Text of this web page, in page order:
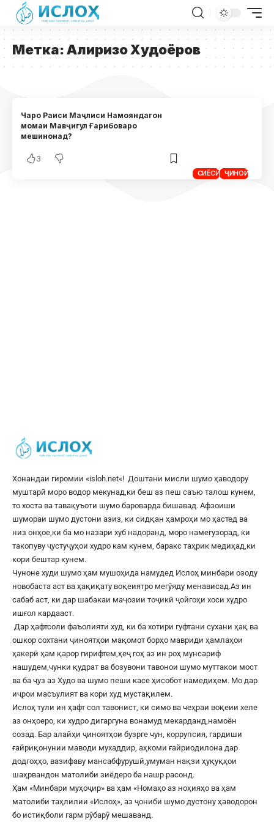
Метка:Алиризо Худоёров
СИЁСӢ ҶИНОӢ
Чаро Раиси Маҷлиси Намояндагон
момаи Мавҷигул Ғарибоваро
мешинонад?
3
Хонандаи гиромии «isloh.net«! Доштани мисли шумо ҳаводору
муштарӣ моро водор мекунад,ки беш аз пеш саъю талош кунем,
то хоста ва тавақуъоти шумо бароварда бишавад. Афзоиши
шумораи шумо дустони азиз, ки сидқан ҳамроҳи мо ҳастед ва
низ онҳое,ки ба мо назари хуб надоранд, моро намегузорад, ки
такопуву ҷустуҷуҳои худро кам кунем, баракс таҳрик медиҳад,ки
кори бештар кунем.
Чуноне худи шумо ҳам мушоҳида намудед Ислоҳ минбари озоду
новобаста аст ва ҳақиқату воқеиятро мегӯяду менависад.Аз ин
сабаб аст, ки дар шабакаи маҷозии тоҷикӣ ҷойгоҳи хоси худро
ишғол кардааст.
Дар ҳафтсоли фаъолияти худ, ки ба хотири гуфтани сухани ҳақ ва
ошкор сохтани ҷиноятҳои мақомот борҳо мавриди ҳамлаҳои
ҳакерӣ ҳам қарор гирифтем,ҳеҷ гоҳ аз ин роҳ мунсариф
нашудем,чунки қудрат ва бозувони тавонои шумо муттакои мост
ва ба ҷуз аз Худо ва шумо пеши касе ҳисобот намедиҳем. Мо дар
иҷрои масъулият ва кори худ мустақилем.
Ислоҳ тули ин ҳафт сол тавонист, ки симо ва чеҳраи воқеии хеле
аз онҳоеро, ки худро дигаргуна вонамуд мекарданд,намоён
созад. Бар алайҳи ҷиноятҳои бузрге чун, коррупсия, гардиши
ғайриқонунии маводи мухаддир, аҳкоми ғайриодилона дар
додгоҳҳо, вазифаву мансабфурушӣ,умуман нақзи ҳуқуқҳои
шаҳрвандон матолиби зиёдеро ба нашр расонд.
Ҳам «Минбари муҳоҷир» ва ҳам «Номаҳо аз ноҳияҳо ва ҳам
матолиби таҳлилии «Ислоҳ», аз ҷониби шумо дустону ҳаводорон
бо истиқболи гарм рӯбарӯ мешаванд.